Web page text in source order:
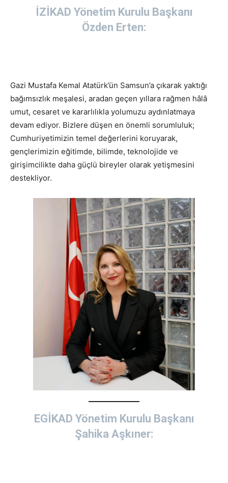
İZİKAD Yönetim Kurulu Başkanı
Özden Erten:
Gazi Mustafa Kemal Atatürk’ün Samsun’a çıkarak yaktığı
bağımsızlık meşalesi, aradan geçen yıllara rağmen hâlâ
umut, cesaret ve kararlılıkla yolumuzu aydınlatmaya
devam ediyor. Bizlere düşen en önemli sorumluluk;
Cumhuriyetimizin temel değerlerini koruyarak,
gençlerimizin eğitimde, bilimde, teknolojide ve
girişimcilikte daha güçlü bireyler olarak yetişmesini
destekliyor.
EGİKAD Yönetim Kurulu Başkanı
Şahika Aşkıner: